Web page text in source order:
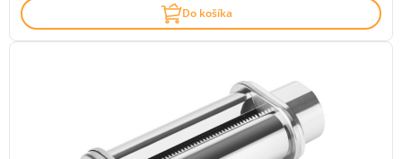
Do košíka